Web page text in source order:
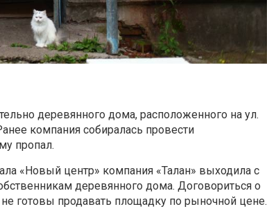
деревянного дома, расположенного на ул.
компания собиралась провести
пропал.
«Новый центр» компания «Талан» выходила с
деревянного дома. Договориться о
готовы продавать площадку по рыночной цене.